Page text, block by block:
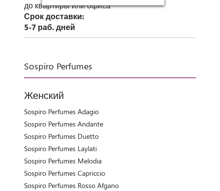
до квартиры или офиса
Срок доставки:
5-7 раб. дней
Sospiro Perfumes
Женский
Sospiro Perfumes Adagio
Sospiro Perfumes Andante
Sospiro Perfumes Duetto
Sospiro Perfumes Laylati
Sospiro Perfumes Melodia
Sospiro Perfumes Capricсio
Sospiro Perfumes Rosso Afgano